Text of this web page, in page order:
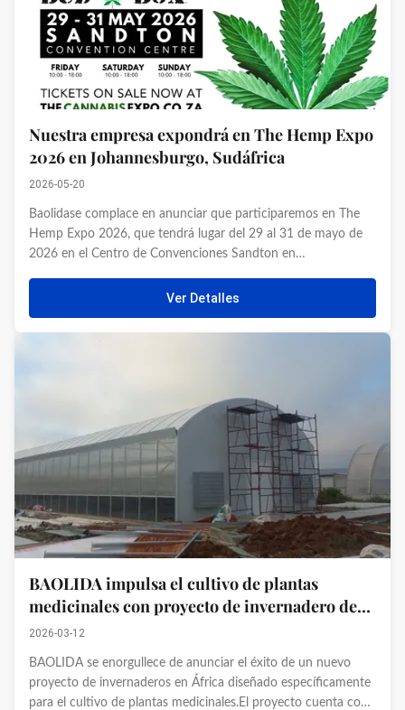
Nuestra empresa expondrá en The Hemp Expo
2026 en Johannesburgo, Sudáfrica
2026-05-20
Baolidase complace en anunciar que participaremos en The
Hemp Expo 2026, que tendrá lugar del 29 al 31 de mayo de
2026 en el Centro de Convenciones Sandton en
compradores y profesionales de la industria en todos los
sectores de cultivo de ...
Ver Detalles
BAOLIDA impulsa el cultivo de plantas
medicinales con proyecto de invernadero de
apagón en África
2026-03-12
BAOLIDA se enorgullece de anunciar el éxito de un nuevo
proyecto de invernaderos en África diseñado específicamente
para el cultivo de plantas medicinales.El proyecto cuenta con